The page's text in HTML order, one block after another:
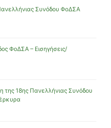
Συνόδου ΦοΔΣΑ
ΦοΔΣΑ – Εισηγήσεις/
18ης Πανελλήνιας Συνόδου